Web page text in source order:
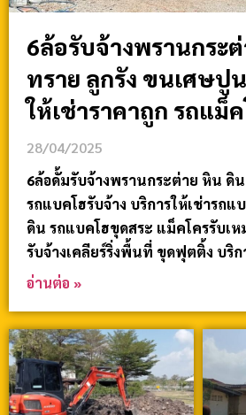
6ล้อรับจ้างพรานกระ
ทราย ลูกรัง ขนเศษปู
ให้เช่าราคาถูก รถแม็
28/04/2025
6ล้อดั้มรับจ้างพรานกระต่าย หิน ดิน
รถแบคโฮรับจ้าง บริการให้เช่ารถแ
ดิน รถแบคโฮขุดสระ แม็คโครรับเ
รับจ้างเคลียร์ริ่งพื้นที่ ขุดฟุตติ้ง บริก
อ่านต่อ »